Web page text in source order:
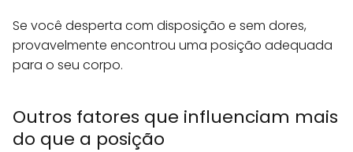
Se você desperta com disposição e sem dores,
provavelmente encontrou uma posição adequada
para o seu corpo.
Outros fatores que influenciam mais
do que a posição